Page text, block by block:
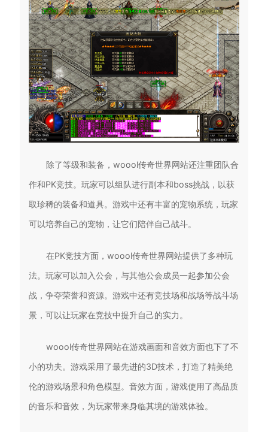
除了等级和装备，woool传奇世界网站还注重团队合
作和PK竞技。玩家可以组队进行副本和boss挑战，以获
取珍稀的装备和道具。游戏中还有丰富的宠物系统，玩家
可以培养自己的宠物，让它们陪伴自己战斗。
在PK竞技方面，woool传奇世界网站提供了多种玩
法。玩家可以加入公会，与其他公会成员一起参加公会
战，争夺荣誉和资源。游戏中还有竞技场和战场等战斗场
景，可以让玩家在竞技中提升自己的实力。
woool传奇世界网站在游戏画面和音效方面也下了不
小的功夫。游戏采用了最先进的3D技术，打造了精美绝
伦的游戏场景和角色模型。音效方面，游戏使用了高品质
的音乐和音效，为玩家带来身临其境的游戏体验。